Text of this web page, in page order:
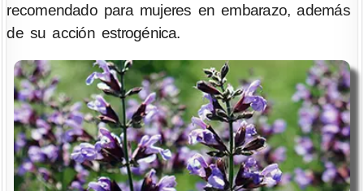
recomendado para mujeres en embarazo, además
de su acción estrogénica.